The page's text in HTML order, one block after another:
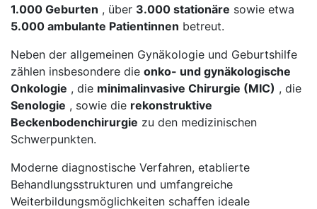
1.000 Geburten , über 3.000 stationäre sowie etwa
5.000 ambulante Patientinnen betreut.
Neben der allgemeinen Gynäkologie und Geburtshilfe
zählen insbesondere die onko- und gynäkologische
Onkologie , die minimalinvasive Chirurgie (MIC) , die
Senologie , sowie die rekonstruktive
Beckenbodenchirurgie zu den medizinischen
Schwerpunkten.
Moderne diagnostische Verfahren, etablierte
Behandlungsstrukturen und umfangreiche
Weiterbildungsmöglichkeiten schaffen ideale